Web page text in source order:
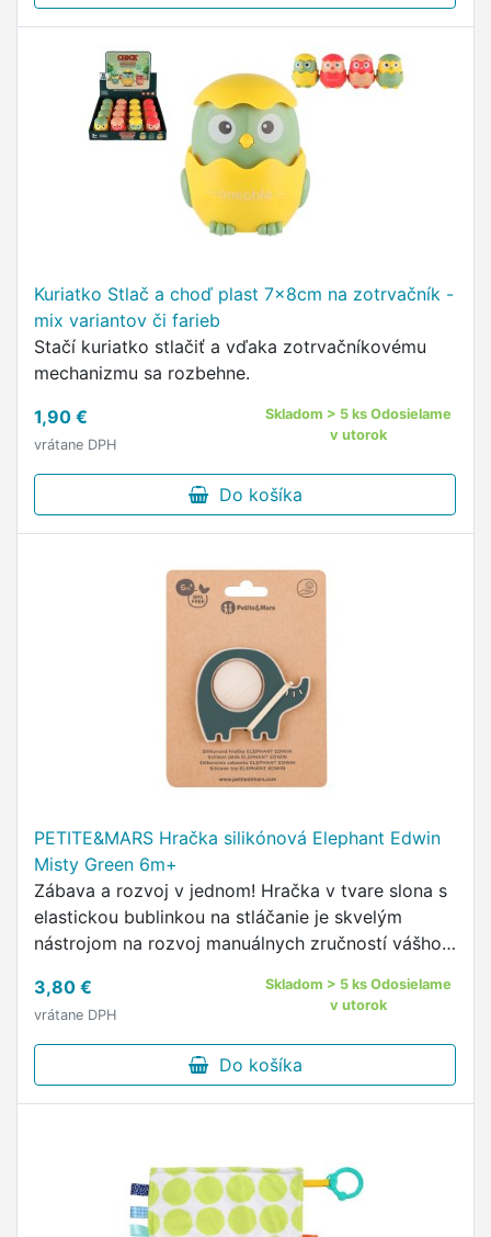
Kuriatko Stlač a choď plast 7x8cm na zotrvačník -
mix variantov či farieb
Stačí kuriatko stlačiť a vďaka zotrvačníkovému
mechanizmu sa rozbehne.
1,90 €
vrátane DPH
Skladom > 5 ks Odosielame
v utorok
Do košíka
PETITE&MARS Hračka silikónová Elephant Edwin
Misty Green 6m+
Zábava a rozvoj v jednom! Hračka v tvare slona s
elastickou bublinkou na stláčanie je skvelým
nástrojom na rozvoj manuálnych zručností vášho
3,80 €
vrátane DPH
Skladom > 5 ks Odosielame
v utorok
Do košíka